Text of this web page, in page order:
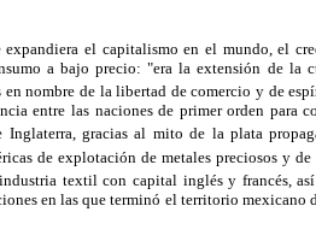
el capitalismo en el mundo, el
a bajo precio: "era la extensión de la
en nombre de la libertad de comercio y de
entre las naciones de primer orden para
gracias al mito de la plata
de explotación de metales preciosos y
textil con capital inglés y francés,
en las que terminó el territorio mexicano